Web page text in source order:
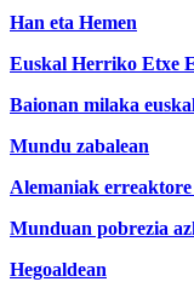
Han eta Hemen
Euskal Herriko Etxe
Baionan milaka
Mundu zabalean
Alemaniak
Munduan pobrezia
Hegoaldean